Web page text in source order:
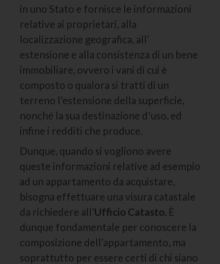
in uno Stato e fornisce le informazioni
relative ai proprietari, alla
localizzazione geografica, all’
estensione e alla consistenza di un bene
immobiliare, ovvero i vani di cui è
composto o qualora si tratti di un
terreno l’estensione della superficie,
nonché la sua destinazione d'uso, ed
infine i redditi che produce.
Dunque, quando si vogliono avere
queste informazioni relative ad esempio
ad un appartamento da acquistare,
bisogna effettuare una visura catastale
da richiedere all’Ufficio Catasto. È
dunque fondamentale per conoscere la
composizione dell’appartamento, ma
soprattutto per essere certi di chi siano